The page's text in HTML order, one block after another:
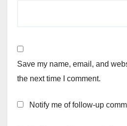
Save my name, email, and
the next time I comment.
Notify me of follow-up